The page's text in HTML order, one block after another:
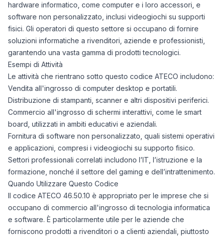
hardware informatico, come computer e i loro accessori, e
software non personalizzato, inclusi videogiochi su supporti
fisici. Gli operatori di questo settore si occupano di fornire
soluzioni informatiche a rivenditori, aziende e professionisti,
garantendo una vasta gamma di prodotti tecnologici.
Esempi di Attività
Le attività che rientrano sotto questo codice ATECO includono:
Vendita all'ingrosso di computer desktop e portatili.
Distribuzione di stampanti, scanner e altri dispositivi periferici.
Commercio all'ingrosso di schermi interattivi, come le smart
board, utilizzati in ambiti educativi e aziendali.
Fornitura di software non personalizzato, quali sistemi operativi
e applicazioni, compresi i videogiochi su supporto fisico.
Settori professionali correlati includono l’IT, l’istruzione e la
formazione, nonché il settore del gaming e dell’intrattenimento.
Quando Utilizzare Questo Codice
Il codice ATECO 46.50.10 è appropriato per le imprese che si
occupano di commercio all'ingrosso di tecnologia informatica
e software. È particolarmente utile per le aziende che
forniscono prodotti a rivenditori o a clienti aziendali, piuttosto